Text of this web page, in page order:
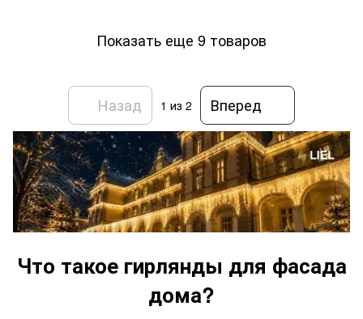
Показать еще 9 товаров
Назад 1 из 2 Вперед
Что такое гирлянды для фасада
дома?